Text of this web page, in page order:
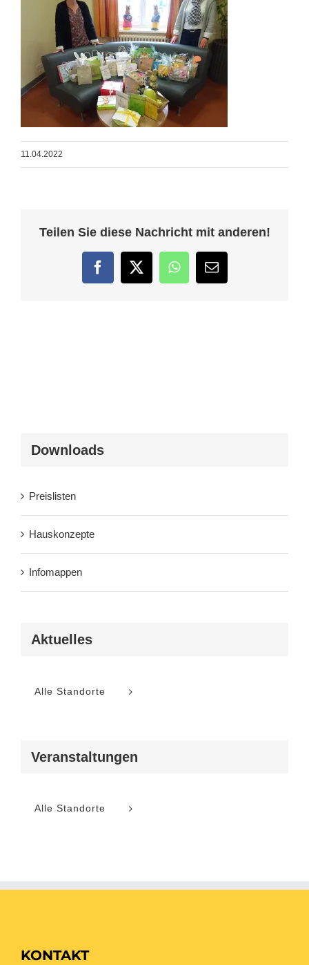
11.04.2022
Teilen Sie diese Nachricht mit anderen!
FacebookTwitterWhatsApp
E-
Mail
Downloads
Preislisten
Hauskonzepte
Infomappen
Aktuelles
Alle Standorte
Veranstaltungen
Alle Standorte
KONTAKT